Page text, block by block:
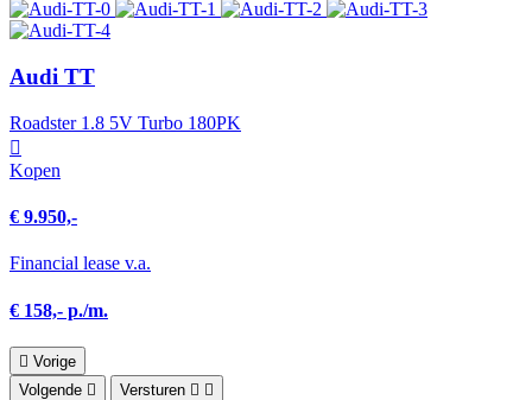
Audi TT
Roadster 1.8 5V Turbo 180PK
Kopen
€ 9.950,-
Financial lease v.a.
€ 158,- p./m.
Vorige
Volgende
Versturen